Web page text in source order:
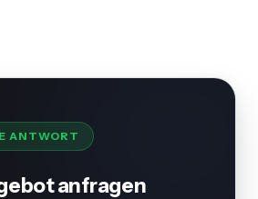
ANTWORT
anfragen